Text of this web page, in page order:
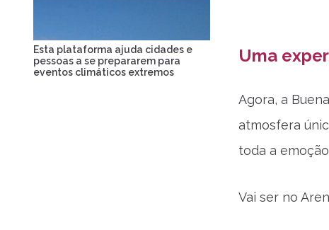
Uma
Agora, a
atmosfera
toda a
Vai ser no
Esta plataforma ajuda cidades e
pessoas a se prepararem para
eventos climáticos extremos